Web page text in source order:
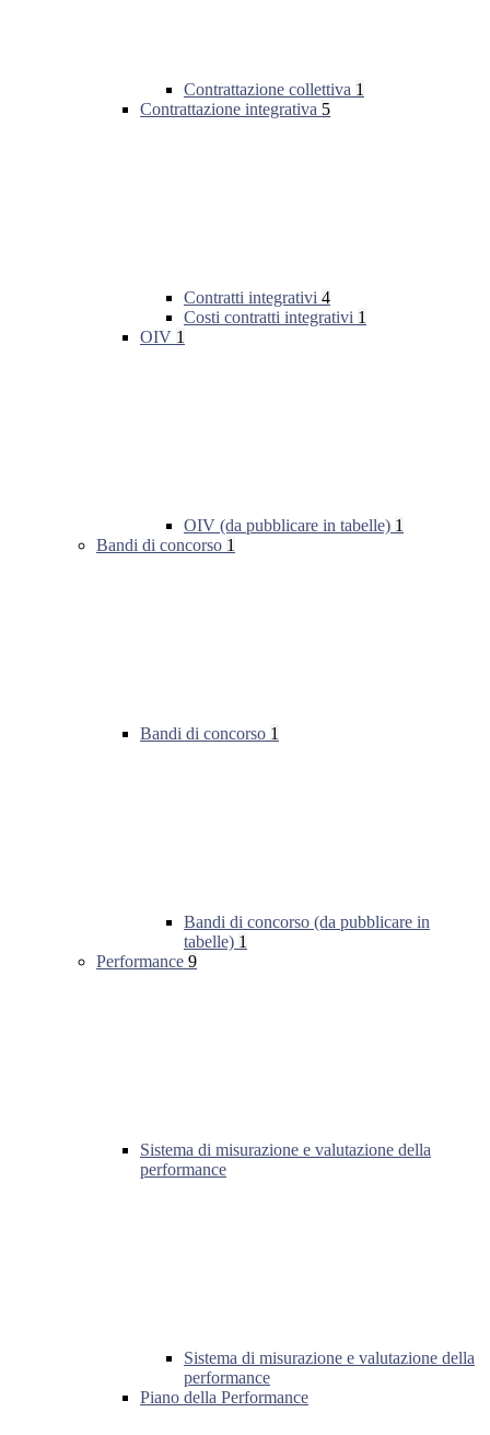
Contrattazione collettiva 1
Contrattazione integrativa 5
Contratti integrativi 4
Costi contratti integrativi 1
OIV 1
OIV (da pubblicare in tabelle) 1
Bandi di concorso 1
Bandi di concorso 1
Bandi di concorso (da pubblicare in
tabelle) 1
Performance 9
Sistema di misurazione e valutazione della
performance
Sistema di misurazione e valutazione della
performance
Piano della Performance